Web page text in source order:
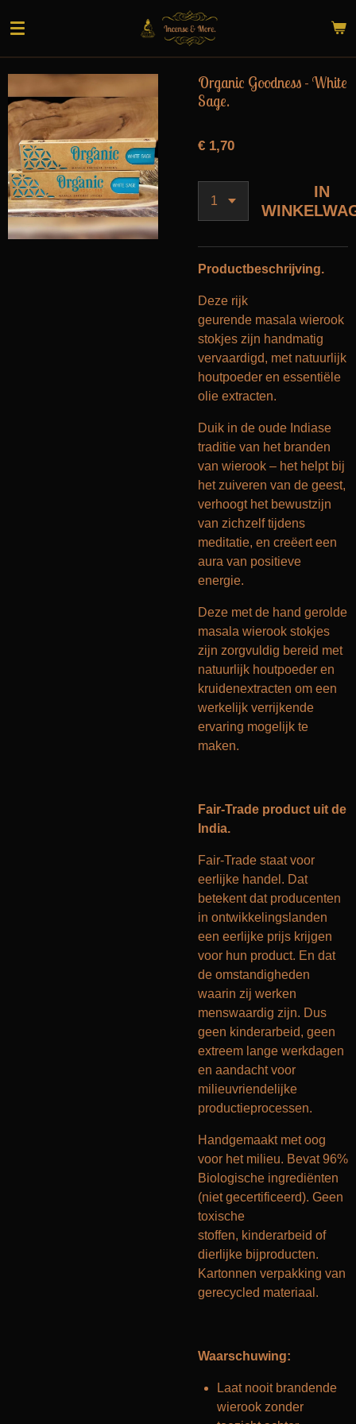
direct
naar
de
Organic Goodness - White
Sage.
€ 1,70
IN
Productbeschrijving.
Deze rijk
geurende masala wierook
stokjes zijn handmatig
vervaardigd, met natuurlijk
houtpoeder en essentiële
olie extracten.
Duik in de oude Indiase
traditie van het branden
van wierook – het helpt bij
het zuiveren van de geest,
verhoogt het bewustzijn
van zichzelf tijdens
meditatie, en creëert een
aura van positieve
energie.
Deze met de hand gerolde
masala wierook stokjes
zijn zorgvuldig bereid met
natuurlijk houtpoeder en
kruidenextracten om een
werkelijk verrijkende
ervaring mogelijk te
maken.
Fair-Trade product uit de
India.
Fair-Trade staat voor
eerlijke handel. Dat
betekent dat producenten
in ontwikkelingslanden
een eerlijke prijs krijgen
voor hun product. En dat
de omstandigheden
waarin zij werken
menswaardig zijn. Dus
geen kinderarbeid, geen
extreem lange werkdagen
en aandacht voor
milieuvriendelijke
productieprocessen.
Handgemaakt met oog
voor het milieu. Bevat 96%
Biologische ingrediënten
(niet gecertificeerd). Geen
toxische
stoffen, kinderarbeid of
dierlijke bijproducten.
Kartonnen verpakking van
gerecycled materiaal.
Waarschuwing:
Laat nooit brandende
wierook zonder